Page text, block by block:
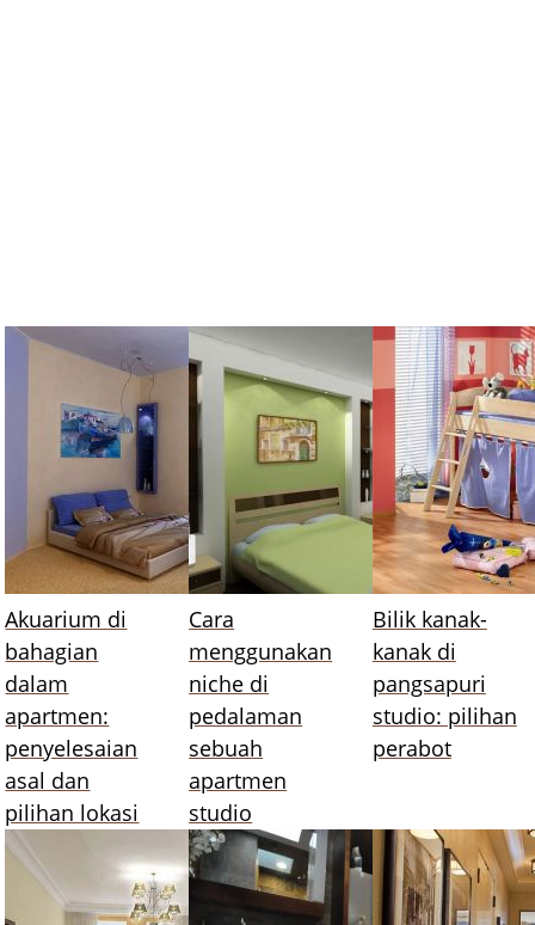
Akuarium di
bahagian
dalam
apartmen:
penyelesaian
asal dan
pilihan lokasi
Cara
menggunakan
niche di
pedalaman
sebuah
apartmen
studio
Bilik kanak-
kanak di
pangsapuri
studio: pilihan
perabot